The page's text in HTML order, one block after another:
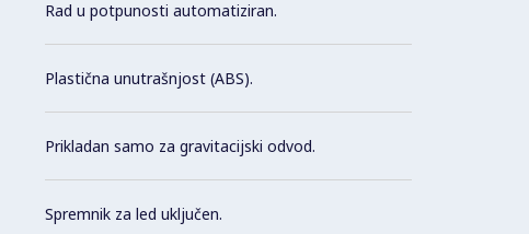
Rad u potpunosti automatiziran.
Plastična unutrašnjost (ABS).
Prikladan samo za gravitacijski odvod.
Spremnik za led uključen.